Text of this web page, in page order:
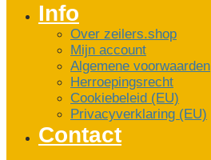
Info
Over zeilers.shop
Mijn account
Algemene voorwaarden
Herroepingsrecht
Cookiebeleid (EU)
Privacyverklaring (EU)
Contact